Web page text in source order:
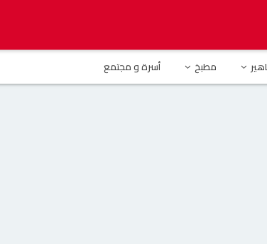
مطبخ أسرة و مجتمع